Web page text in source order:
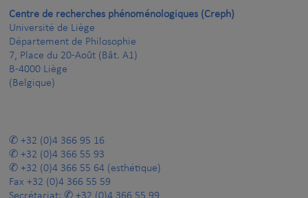
Centre de recherches phénoménologiques (Creph)
Université de Liège
Département de Philosophie
7, Place du 20-Août (Bât. A1)
B-4000 Liège
(Belgique)
+32 (0)4 366 95 16
+32 (0)4 366 55 93
+32 (0)4 366 55 64 (esthétique)
Fax +32 (0)4 366 55 59